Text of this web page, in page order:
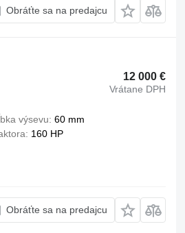
Obráťte sa na predajcu
12 000 €
Vrátane DPH
výsevu 60 mm
160 HP
Obráťte sa na predajcu